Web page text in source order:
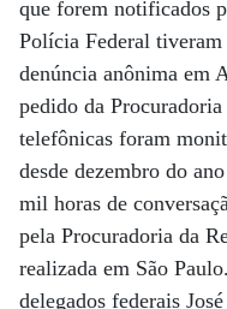
que forem notificados
Polícia Federal
denúncia anônima em
pedido da
telefônicas foram
desde dezembro do
mil horas de
pela Procuradoria da
realizada em São
delegados federais